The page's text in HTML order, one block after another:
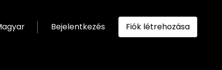
Bejelentkezés Fiók létrehozása